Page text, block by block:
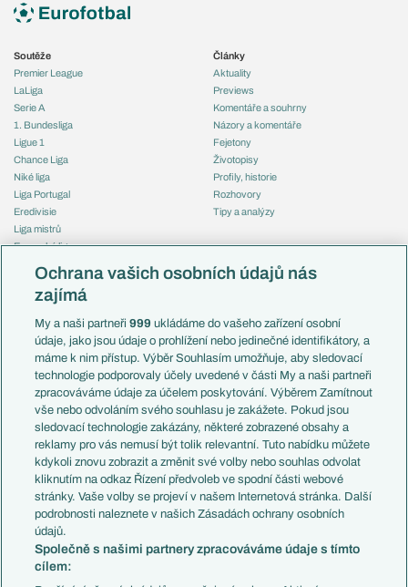
Soutěže
Premier League
LaLiga
Serie A
1. Bundesliga
Ligue 1
Chance Liga
Niké liga
Liga Portugal
Eredivisie
Liga mistrů
Evropská liga
Mistrovství světa
Liga národů
Témata
Představení týmů MS
EuroSkauting
PL v kostce
Evropské koeficienty
Přestupy
Přestupové spekulace
Zranění
Kluby
Arsenal FC
Chelsea FC
Manchester United
AC Milán
Juventus FC
Články
Aktuality
Previews
Komentáře a souhrny
Názory a komentáře
Fejetony
Životopisy
Profily, historie
Rozhovory
Tipy a analýzy
Česko
Francie
Itálie
Německo
Španělsko
Argentina
Brazílie
Přestupy
Zápasy
Livescore
Tipovací soutěž
Ochrana vašich osobních údajů nás
zajímá
My a naši partneři999 ukládáme do vašeho zařízení osobní
údaje, jako jsou údaje o prohlížení nebo jedinečné identifikátory, a
máme k nim přístup. Výběr Souhlasím umožňuje, aby sledovací
technologie podporovaly účely uvedené v části My a naši partneři
zpracováváme údaje za účelem poskytování. Výběrem Zamítnout
vše nebo odvoláním svého souhlasu je zakážete. Pokud jsou
sledovací technologie zakázány, některé zobrazené obsahy a
reklamy pro vás nemusí být tolik relevantní. Tuto nabídku můžete
kdykoli znovu zobrazit a změnit své volby nebo souhlas odvolat
kliknutím na odkaz Řízení předvoleb ve spodní části webové
stránky. Vaše volby se projeví v našem Internetová stránka. Další
podrobnosti naleznete v našich Zásadách ochrany osobních
údajů.
Společně s našimi partnery zpracováváme údaje s tímto
cílem: